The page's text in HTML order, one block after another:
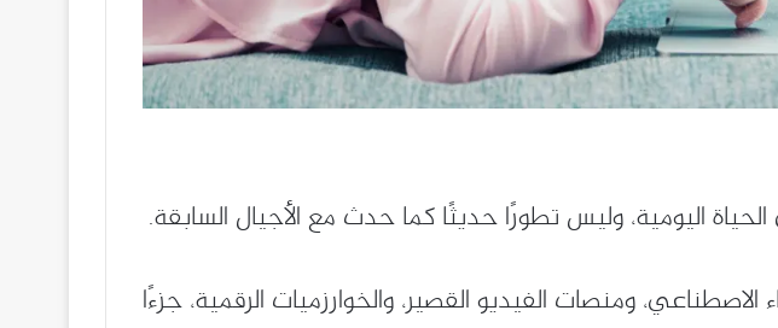
اليومية، وليس تطورًا حديثًا كما حدث مع الأجيال السابقة.
ومنصات الفيديو القصير، والخوارزميات الرقمية، جزءًا